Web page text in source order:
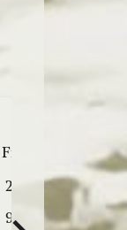
Fr So
2
9 10 11